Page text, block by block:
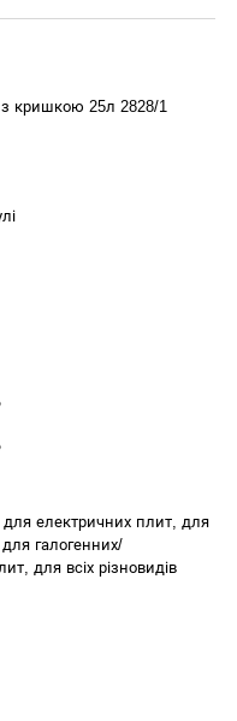
кришкою 25л 2828/1
електричних плит, для
галогенних/
для всіх різновидів